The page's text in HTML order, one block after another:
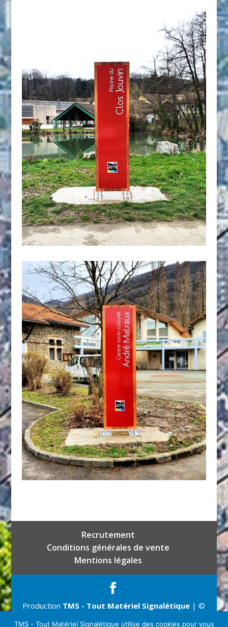
Recrutement
Conditions générales de vente
Mentions légales
Production TMS - Tout Matériel Signalétique | ©
Copyright 2026
TMS - Tout Matériel Signalétique utilise des cookies pour vous